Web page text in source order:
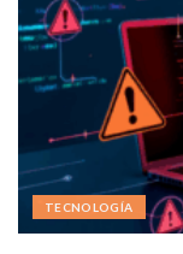
TECNOLOGÍA